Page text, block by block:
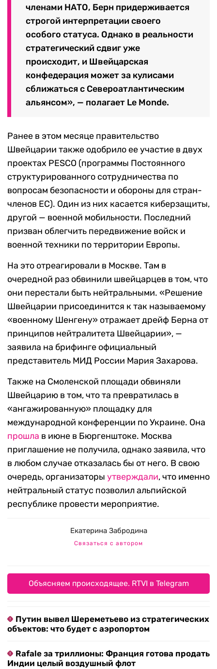
членами НАТО, Берн придерживается
строгой интерпретации своего
особого статуса. Однако в реальности
стратегический сдвиг уже
происходит, и Швейцарская
конфедерация может за кулисами
сближаться с Североатлантическим
альянсом», — полагает Le Monde.
Ранее в этом месяце правительство
Швейцарии также одобрило ее участие в двух
проектах PESCO (программы Постоянного
структурированного сотрудничества по
вопросам безопасности и обороны для стран-
членов ЕС). Один из них касается киберзащиты,
другой — военной мобильности. Последний
призван облегчить передвижение войск и
военной техники по территории Европы.
На это отреагировали в Москве. Там в
очередной раз обвинили швейцарцев в том, что
они перестали быть нейтральными. «Решение
Швейцарии присоединится к так называемому
«военному Шенгену» отражает дрейф Берна от
принципов нейтралитета Швейцарии», —
заявила на брифинге официальный
представитель МИД России Мария Захарова.
Также на Смоленской площади обвиняли
Швейцарию в том, что та превратилась в
«ангажированную» площадку для
международной конференции по Украине. Она
прошла в июне в Бюргенштоке. Москва
приглашение не получила, однако заявила, что
в любом случае отказалась бы от него. В свою
очередь, организаторы утверждали, что именно
нейтральный статус позволил альпийской
республике провести мероприятие.
Екатерина Забродина
Связаться с автором
Объясняем происходящее. RTVI в Telegram
Путин вывел Шереметьево из стратегических
объектов: что будет с аэропортом
Rafale за триллионы: Франция готова продать
Индии целый воздушный флот